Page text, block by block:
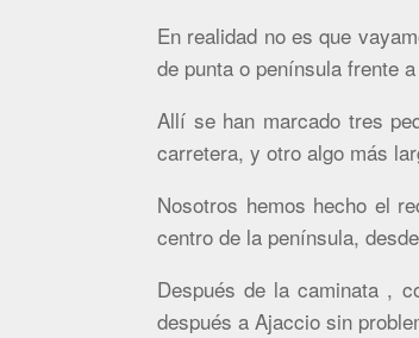
En realidad no es que
de punta o península frente
Allí se han marcado tres
carretera, y otro algo más
Nosotros hemos hecho el
centro de la península,
Después de la caminata ,
después a Ajaccio sin